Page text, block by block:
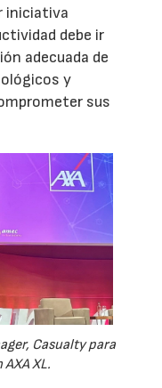
iniciativa
debe ir
adecuada de
y
sus
Casualty para
XL.